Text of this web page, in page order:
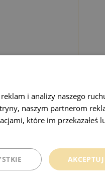
protezy zębowej,
najlepszego
i analizy naszego
naszym partnerom
które im przekazałeś